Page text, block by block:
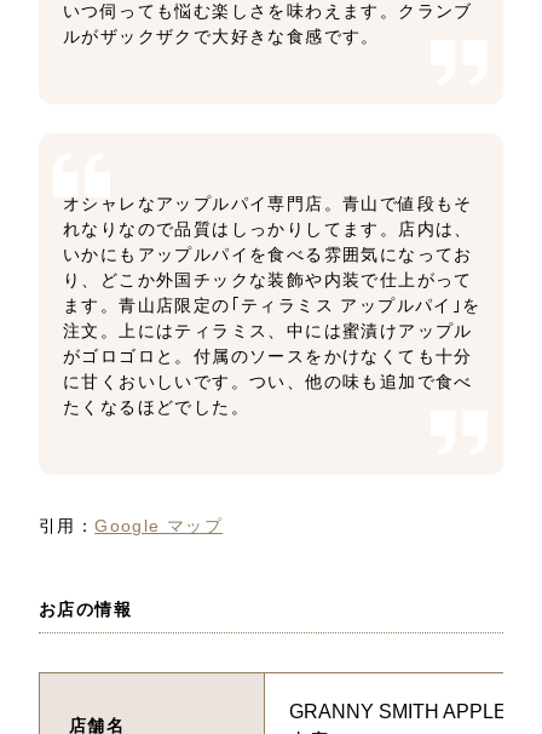
いつ伺っても悩む楽しさを味わえます。クランブ
ルがザックザクで大好きな食感です。
オシャレなアップルパイ専門店。青山で値段もそ
れなりなので品質はしっかりしてます。店内は、
いかにもアップルパイを食べる雰囲気になってお
り、どこか外国チックな装飾や内装で仕上がって
ます。青山店限定の｢ティラミス アップルパイ｣を
注文。上にはティラミス、中には蜜漬けアップル
がゴロゴロと。付属のソースをかけなくても十分
に甘くおいしいです。つい、他の味も追加で食べ
たくなるほどでした。
引用：Google マップ
お店の情報
店舗名
GRANNY SMITH APPLE